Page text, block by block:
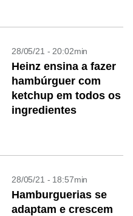
28/05/21 - 20:02min
Heinz ensina a fazer
hambúrguer com
ketchup em todos os
ingredientes
28/05/21 - 18:57min
Hamburguerias se
adaptam e crescem